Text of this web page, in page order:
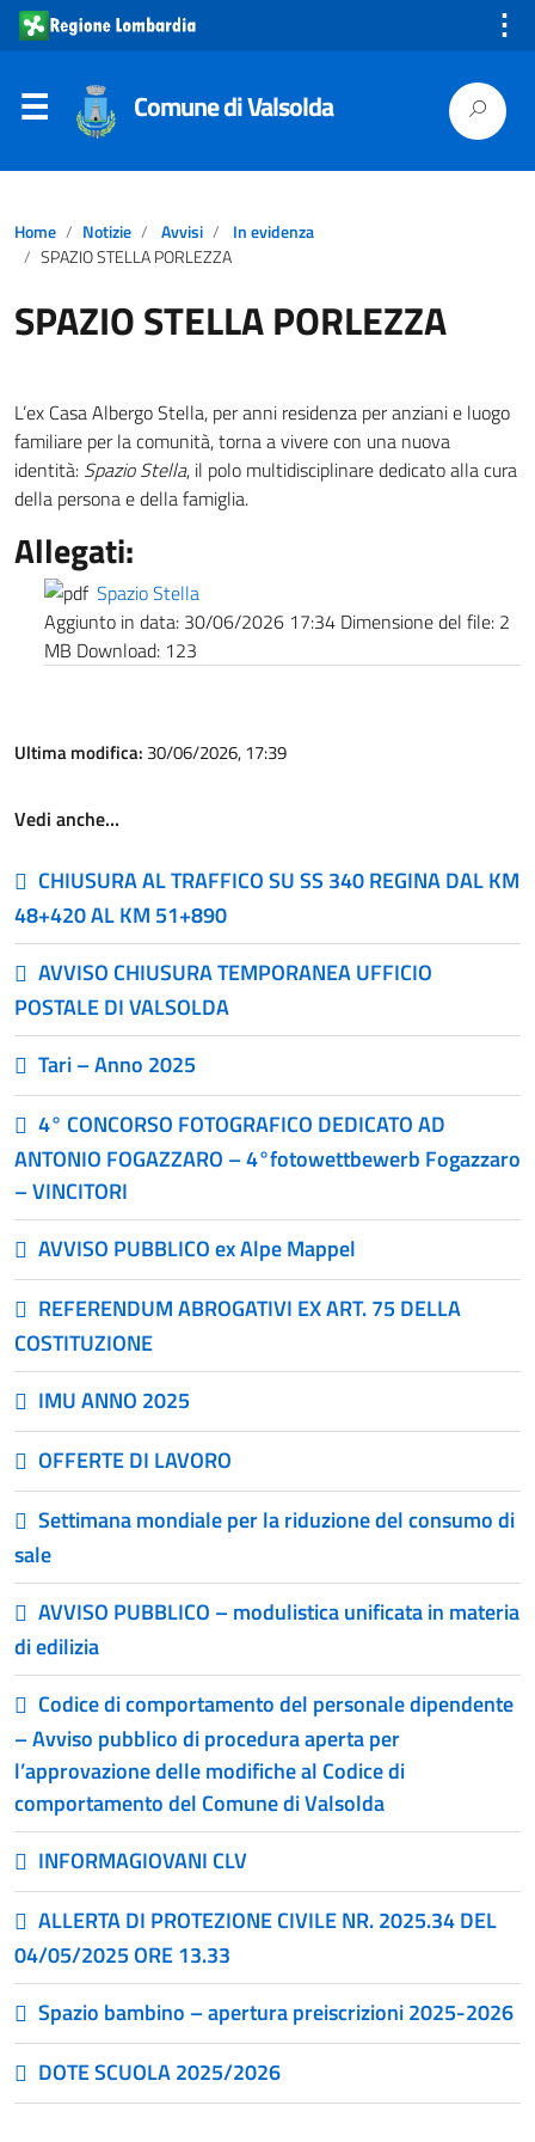
⋮
Comune di Valsolda
Home Notizie Avvisi
In evidenza
SPAZIO STELLA PORLEZZA
SPAZIO STELLA PORLEZZA
L’ex Casa Albergo Stella, per anni residenza per anziani e luogo
familiare per la comunità, torna a vivere con una nuova
identità: Spazio Stella, il polo multidisciplinare dedicato alla cura
della persona e della famiglia.
Allegati:
Spazio Stella
Aggiunto in data: 30/06/2026 17:34 Dimensione del file: 2
MB Download: 123
Ultima modifica: 30/06/2026, 17:39
Vedi anche…
CHIUSURA AL TRAFFICO SU SS 340 REGINA DAL KM
48+420 AL KM 51+890
AVVISO CHIUSURA TEMPORANEA UFFICIO
POSTALE DI VALSOLDA
Tari – Anno 2025
4° CONCORSO FOTOGRAFICO DEDICATO AD
ANTONIO FOGAZZARO – 4°fotowettbewerb Fogazzaro
– VINCITORI
AVVISO PUBBLICO ex Alpe Mappel
REFERENDUM ABROGATIVI EX ART. 75 DELLA
COSTITUZIONE
IMU ANNO 2025
OFFERTE DI LAVORO
Settimana mondiale per la riduzione del consumo di
sale
AVVISO PUBBLICO – modulistica unificata in materia
di edilizia
Codice di comportamento del personale dipendente
– Avviso pubblico di procedura aperta per
l’approvazione delle modifiche al Codice di
comportamento del Comune di Valsolda
INFORMAGIOVANI CLV
ALLERTA DI PROTEZIONE CIVILE NR. 2025.34 DEL
04/05/2025 ORE 13.33
Spazio bambino – apertura preiscrizioni 2025-2026
DOTE SCUOLA 2025/2026